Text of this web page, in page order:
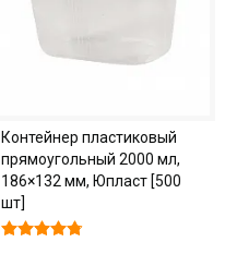
Контейнер пластиковый
прямоугольный 2000 мл,
186×132 мм, Юпласт [500
шт]